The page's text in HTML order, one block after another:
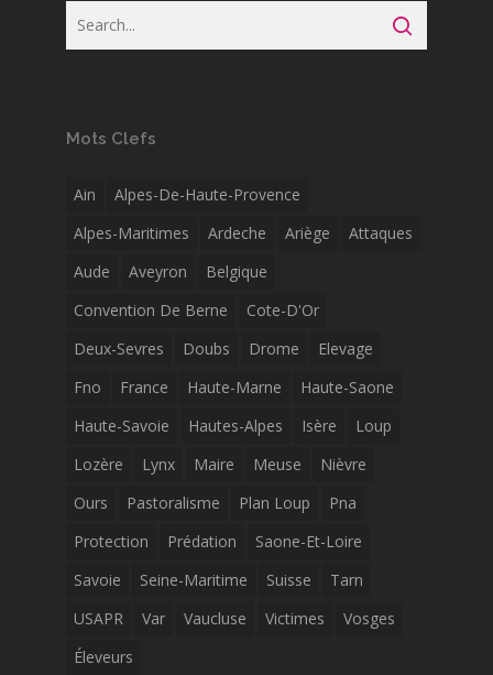
Mots Clefs
Ain
Alpes-De-Haute-Provence
Alpes-Maritimes
Ardeche Ariège
Attaques
Aude
Aveyron
Belgique
Convention De Berne
Cote-D'Or
Deux-Sevres
Doubs Drome
Elevage
Fno
France Haute-Marne
Haute-Saone
Haute-Savoie
Hautes-Alpes Isère
Loup
Lozère
Lynx Maire Meuse
Nièvre
Ours
Pastoralisme Plan Loup
Pna
Protection
Prédation
Saone-Et-Loire
Savoie
Seine-Maritime Suisse
Tarn
USAPR
Var Vaucluse Victimes
Vosges
Éleveurs